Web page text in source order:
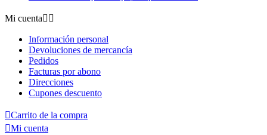
Mi cuenta 
Información personal
Devoluciones de mercancía
Pedidos
Facturas por abono
Direcciones
Cupones descuento
Carrito de la compra
Mi cuenta